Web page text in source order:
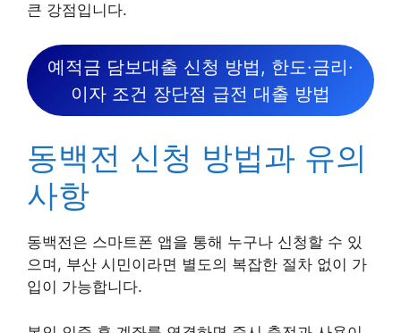
큰 강점입니다.
예적금 담보대출 신청 방법, 한도·금리·
이자 조건 장단점 급전 대출 방법
동백전 신청 방법과 유의
사항
동백전은 스마트폰 앱을 통해 누구나 신청할 수 있
으며, 부산 시민이라면 별도의 복잡한 절차 없이 가
입이 가능합니다.